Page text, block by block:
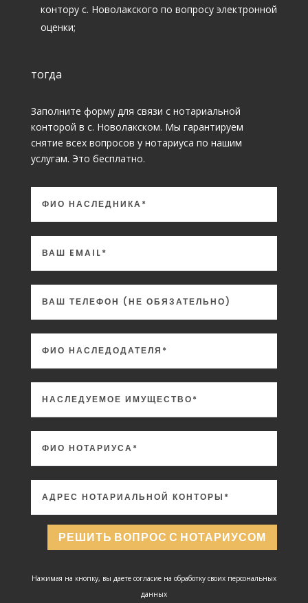
контору с. Новолакского по вопросу электронной
оценки;
тогда
Заполните форму для связи с нотариальной
конторой в с. Новолакском. Мы гарантируем
снятие всех вопросов у нотариуса по нашим
услугам. Это бесплатно.
РЕШИТЬ ВОПРОС С НОТАРИУСОМ
Нажимая на кнопку, вы даете согласие на обработку своих персональных
данных